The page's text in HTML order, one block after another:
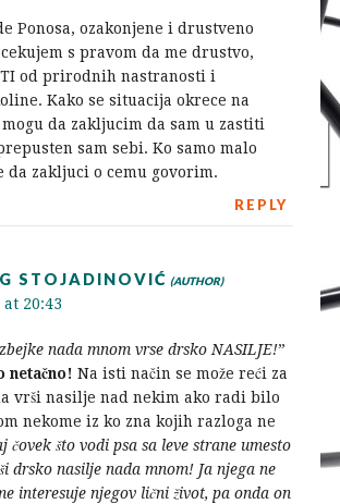
Ponosa, ozakonjene i drustveno
s pravom da me drustvo,
od prirodnih nastranosti i
Kako se situacija okrece na
da zakljucim da sam u zastiti
sam sebi. Ko samo malo
da zakljuci o cemu govorim.
REPLY
STOJADINOVIĆ
at 20:43
nada mnom vrse drsko NASILJE!”
netačno! Na isti način se može reći za
vrši nasilje nad nekim ako radi bilo
nekome iz ko zna kojih razloga ne
čovek što vodi psa sa leve strane umesto
drsko nasilje nada mnom! Ja njega ne
interesuje njegov lični život, pa onda on